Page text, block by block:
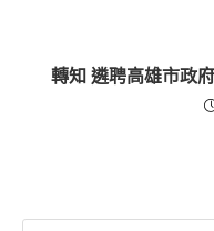
轉知 遴聘高雄市政